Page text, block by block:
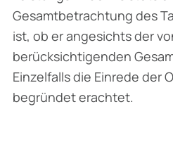
Gesamtbetrachtung des
ist, ob er angesichts der
berücksichtigenden
Einzelfalls die Einrede der
begründet erachtet.